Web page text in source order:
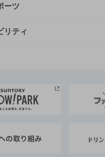
情報
一覧
しむTOP
ーン
ーツ
ポーツTOP
ーホール
ーサンバーズ大阪
リティ
ビリティTOP
ーが考えるサステナビリテ